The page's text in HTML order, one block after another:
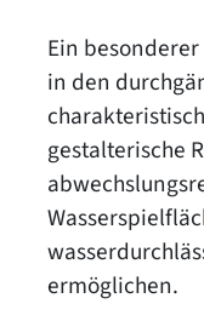
Ein
in den
gestalterische
ermöglichen.